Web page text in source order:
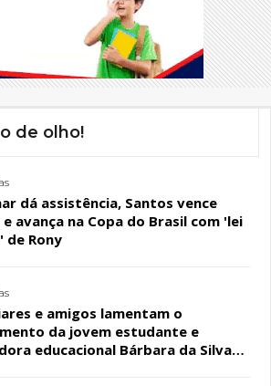
de olho!
dá assistência, Santos vence
e avança na Copa do Brasil com 'lei
de Rony
e amigos lamentam o
da jovem estudante e
educacional Bárbara da Silva